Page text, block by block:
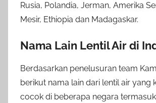
Rusia, Polandia, Jerman, Amerika
Mesir, Ethiopia dan Madagaskar.
Nama Lain Lentil Air di
Berdasarkan penelusuran team
berikut nama lain dari lentil air yang
cocok di beberapa negara